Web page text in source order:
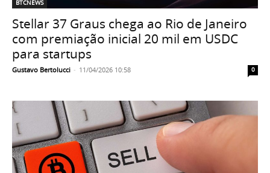
BTCNEWS
Stellar 37 Graus chega ao Rio de Janeiro
com premiação inicial 20 mil em USDC
para startups
Gustavo Bertolucci - 11/04/2026 10:58 0